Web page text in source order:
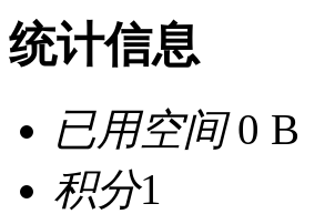
统计信息
已用空间0 B
积分1